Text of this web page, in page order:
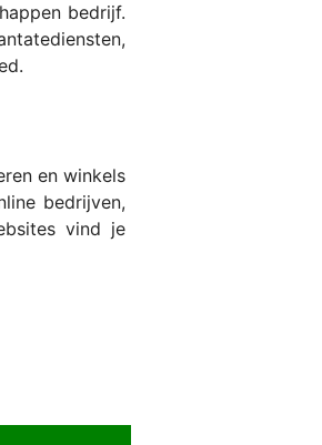
bedrijf.
en winkels
bedrijven,
vind je